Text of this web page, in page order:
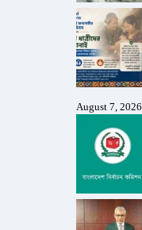
August 7, 2026